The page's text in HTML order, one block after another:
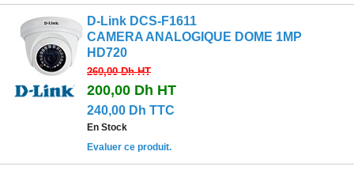
D-Link DCS-F1611
CAMERA ANALOGIQUE DOME 1MP
HD720
260,00 DhHT
200,00 Dh HT
240,00 Dh TTC
En Stock
Evaluer ce produit.